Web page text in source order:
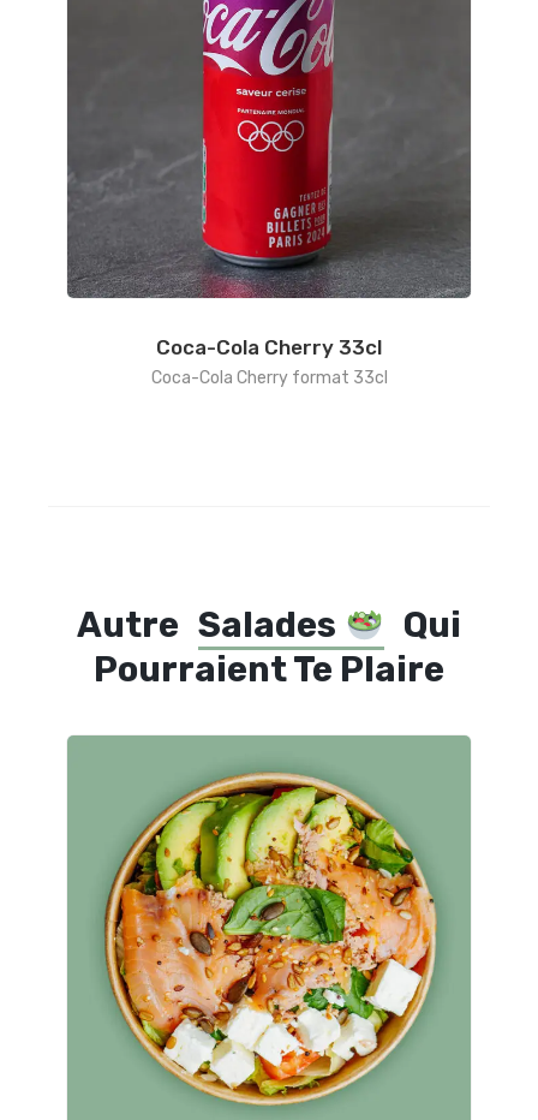
Coca-Cola Cherry 33cl
Coca-Cola Cherry format 33cl
Autre Salades
Qui
Pourraient Te Plaire